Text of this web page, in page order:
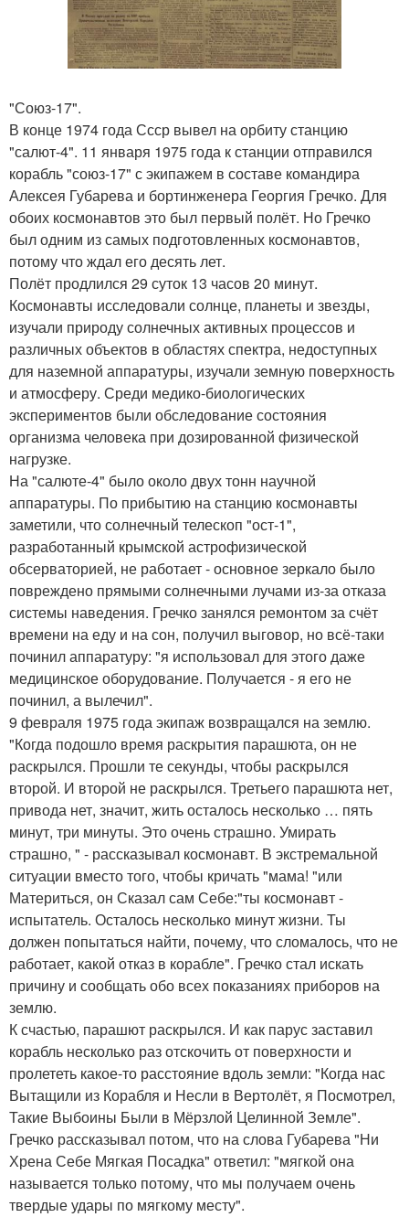
"Союз-17".
В конце 1974 года Ссср вывел на орбиту станцию
"салют-4". 11 января 1975 года к станции отправился
корабль "союз-17" с экипажем в составе командира
Алексея Губарева и бортинженера Георгия Гречко. Для
обоих космонавтов это был первый полёт. Но Гречко
был одним из самых подготовленных космонавтов,
потому что ждал его десять лет.
Полёт продлился 29 суток 13 часов 20 минут.
Космонавты исследовали солнце, планеты и звезды,
изучали природу солнечных активных процессов и
различных объектов в областях спектра, недоступных
для наземной аппаратуры, изучали земную поверхность
и атмосферу. Среди медико-биологических
экспериментов были обследование состояния
организма человека при дозированной физической
нагрузке.
На "салюте-4" было около двух тонн научной
аппаратуры. По прибытию на станцию космонавты
заметили, что солнечный телескоп "ост-1",
разработанный крымской астрофизической
обсерваторией, не работает - основное зеркало было
повреждено прямыми солнечными лучами из-за отказа
системы наведения. Гречко занялся ремонтом за счёт
времени на еду и на сон, получил выговор, но всё-таки
починил аппаратуру: "я использовал для этого даже
медицинское оборудование. Получается - я его не
починил, а вылечил".
9 февраля 1975 года экипаж возвращался на землю.
"Когда подошло время раскрытия парашюта, он не
раскрылся. Прошли те секунды, чтобы раскрылся
второй. И второй не раскрылся. Третьего парашюта нет,
привода нет, значит, жить осталось несколько … пять
минут, три минуты. Это очень страшно. Умирать
страшно, " - рассказывал космонавт. В экстремальной
ситуации вместо того, чтобы кричать "мама! "или
Материться, он Сказал сам Себе:"ты космонавт -
испытатель. Осталось несколько минут жизни. Ты
должен попытаться найти, почему, что сломалось, что не
работает, какой отказ в корабле". Гречко стал искать
причину и сообщать обо всех показаниях приборов на
землю.
К счастью, парашют раскрылся. И как парус заставил
корабль несколько раз отскочить от поверхности и
пролететь какое-то расстояние вдоль земли: "Когда нас
Вытащили из Корабля и Несли в Вертолёт, я Посмотрел,
Такие Выбоины Были в Мёрзлой Целинной Земле".
Гречко рассказывал потом, что на слова Губарева "Ни
Хрена Себе Мягкая Посадка" ответил: "мягкой она
называется только потому, что мы получаем очень
твердые удары по мягкому месту".